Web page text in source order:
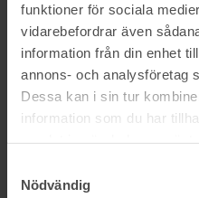
funktioner för sociala
vidarebefordrar även
information från din enhet
annons- och analysföretag
Dessa kan i sin tur
information som du har
Nödvändig
Hej!
har jag rätt att träffa mina barn
Sök efter en fråga
Se alla frågor Boka tid med jurist
Boka tid med jurist